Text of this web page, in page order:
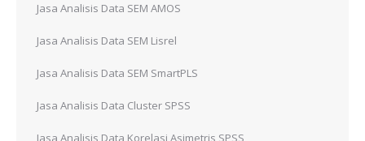
Jasa Analisis Data SEM AMOS
Jasa Analisis Data SEM Lisrel
Jasa Analisis Data SEM SmartPLS
Jasa Analisis Data Cluster SPSS
Jasa Analisis Data Korelasi Asimetris SPSS